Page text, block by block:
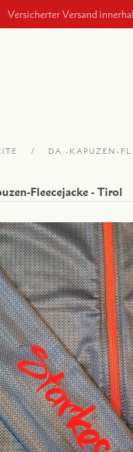
Versicherter Versand
DA.-KAPUZEN-
Fleecejacke - Tirol